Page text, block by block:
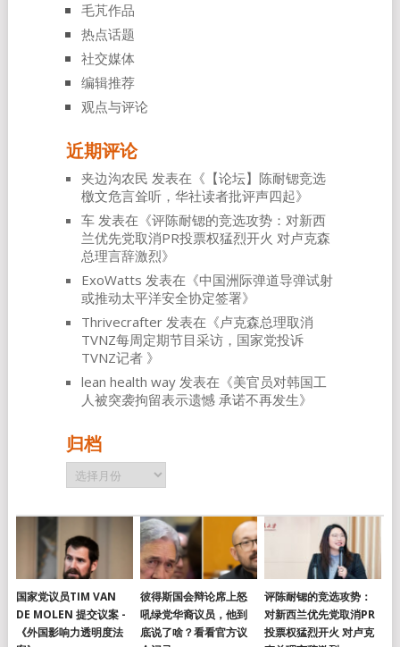
毛芃作品
热点话题
社交媒体
编辑推荐
观点与评论
近期评论
夹边沟农民 发表在《 【论坛】陈耐锶竞选
檄文危言耸听，华社读者批评声四起》
车发表在《评陈耐锶的竞选攻势：对新西
兰优先党取消PR投票权猛烈开火 对卢克森
总理言辞激烈》
ExoWatts 发表在《中国洲际弹道导弹试射
或推动太平洋安全协定签署》
Thrivecrafter发表在《卢克森总理取消
TVNZ每周定期节目采访，国家党投诉
TVNZ记者 》
lean health way发表在《美官员对韩国工
人被突袭拘留表示遗憾 承诺不再发生》
归档
归
档
国家党议员TIM VAN
DE MOLEN 提交议案 -
《外国影响力透明度法
彼得斯国会辩论席上怒
吼绿党华裔议员，他到
底说了啥？看看官方议
评陈耐锶的竞选攻势：
对新西兰优先党取消PR
投票权猛烈开火 对卢克